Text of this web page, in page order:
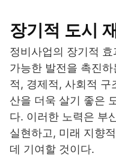
장기적 도시
정비사업의 장기적
가능한 발전을 촉진
적, 경제적, 사회적 구
산을 더욱 살기 좋은
다. 이러한 노력은 부
실현하고, 미래 지향
데 기여할 것이다.